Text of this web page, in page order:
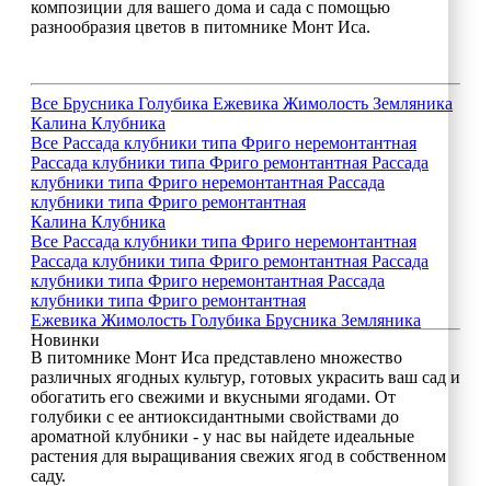
композиции для вашего дома и сада с помощью
разнообразия цветов в питомнике Монт Иса.
Все Брусника Голубика Ежевика Жимолость Земляника
Калина Клубника
Все Рассада клубники типа Фриго неремонтантная
Рассада клубники типа Фриго ремонтантная Рассада
клубники типа Фриго неремонтантная Рассада
клубники типа Фриго ремонтантная
Калина Клубника
Все Рассада клубники типа Фриго неремонтантная
Рассада клубники типа Фриго ремонтантная Рассада
клубники типа Фриго неремонтантная Рассада
клубники типа Фриго ремонтантная
Ежевика Жимолость Голубика Брусника Земляника
Новинки
В питомнике Монт Иса представлено множество
различных ягодных культур, готовых украсить ваш сад и
обогатить его свежими и вкусными ягодами. От
голубики с ее антиоксидантными свойствами до
ароматной клубники - у нас вы найдете идеальные
растения для выращивания свежих ягод в собственном
саду.